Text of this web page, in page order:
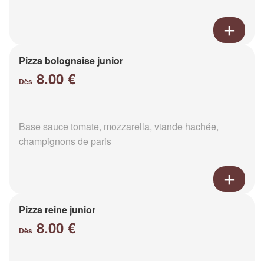
Pizza bolognaise junior
Dès 8.00 €
Base sauce tomate, mozzarella, viande hachée,
champignons de paris
Pizza reine junior
Dès 8.00 €